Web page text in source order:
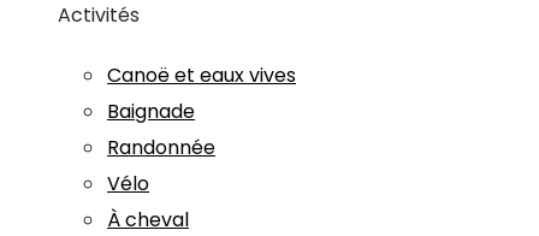
Activités
Canoë et eaux vives
Baignade
Randonnée
Vélo
À cheval